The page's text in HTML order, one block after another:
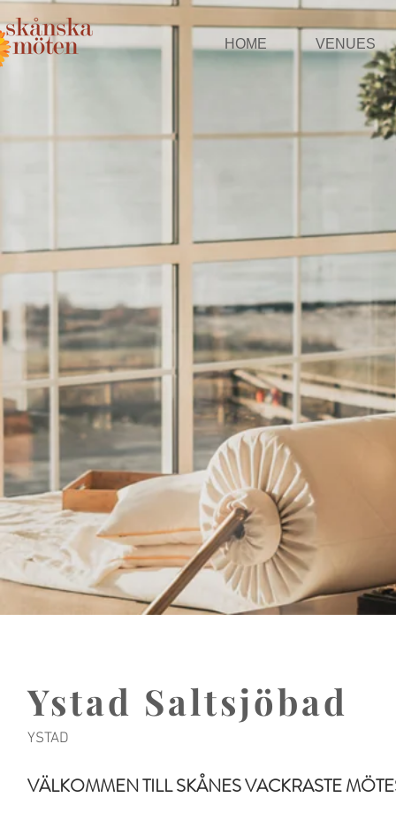
HOME VENUES
Ystad Saltsjöbad
YSTAD
VÄLKOMMEN TILL SKÅNES VACKRASTE